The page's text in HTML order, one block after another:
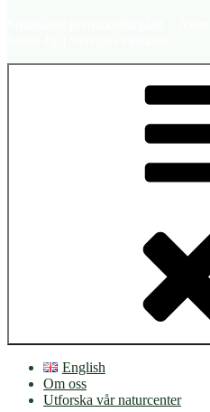
English
Om oss
Utforska vår naturcenter